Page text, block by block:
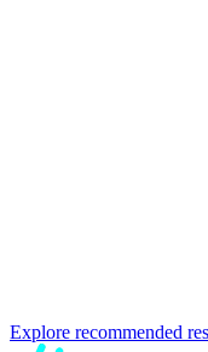
Explore recommended